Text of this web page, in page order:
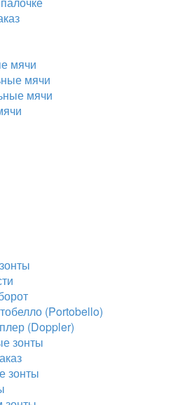
мячи
мячи
мячи
(Portobello)
(Doppler)
зонты
зонты